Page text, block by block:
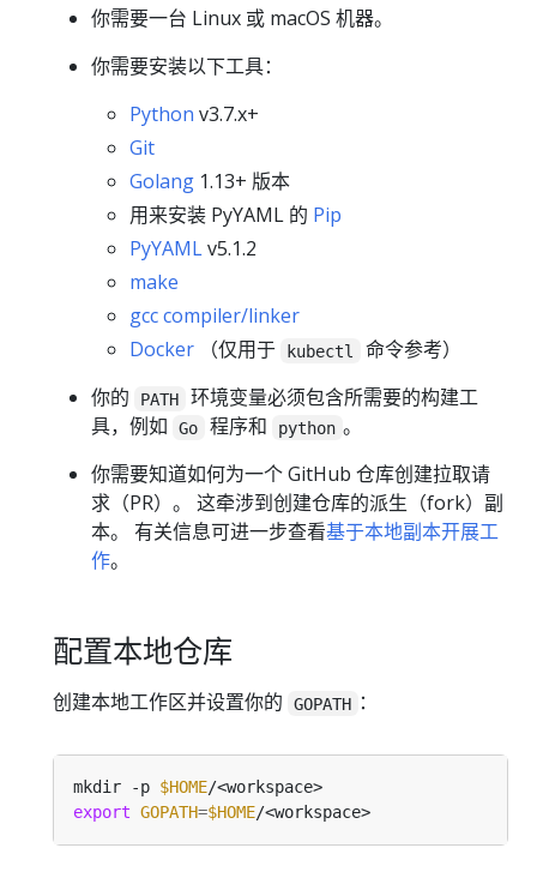
你需要一台 Linux 或 macOS 机器。
你需要安装以下工具：
Python v3.7.x+
Git
Golang 1.13+ 版本
用来安装 PyYAML 的 Pip
PyYAMLv5.1.2
make
gcc compiler/linker
Docker （仅用于 kubectl
命令参考）
你的
PATH
环境变量必须包含所需要的构建工
具，例如
Go 程序和 python 。
你需要知道如何为一个 GitHub 仓库创建拉取请
求（PR）。 这牵涉到创建仓库的派生（fork）副
本。 有关信息可进一步查看基于本地副本开展工
作。
配置本地仓库
创建本地工作区并设置你的 GOPATH ：
mkdir -p $HOME
export GOPATH=$HOME